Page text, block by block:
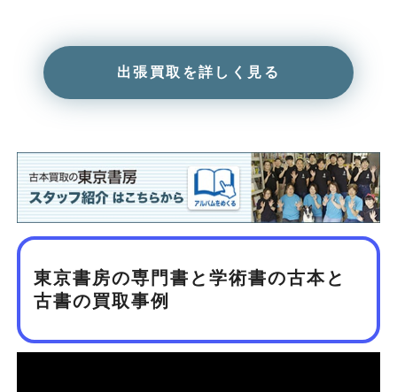
出張買取を詳しく見る
東京書房の専門書と学術書の古本と
古書の買取事例